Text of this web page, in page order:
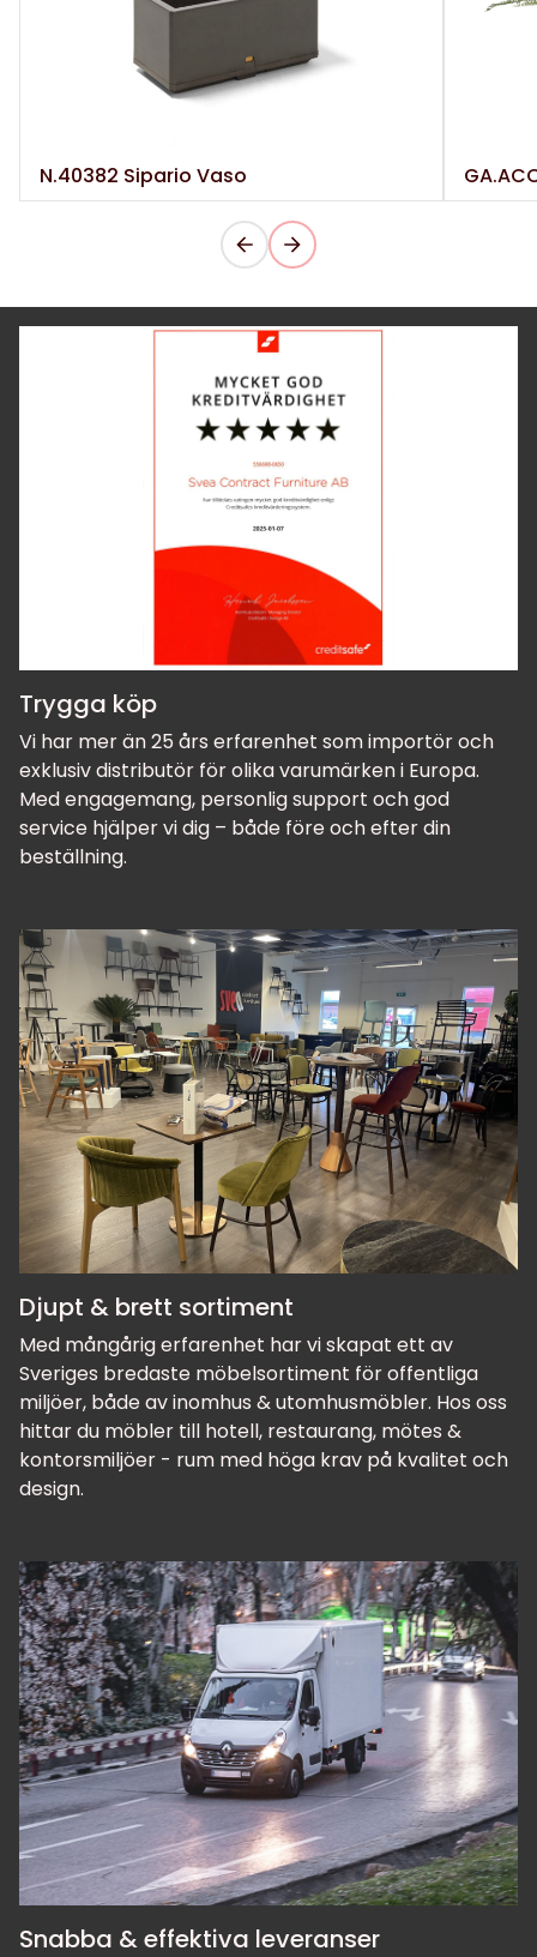
N.40382 Sipario Vaso
Trygga köp
Vi har mer än 25 års erfarenhet som importör och
exklusiv distributör för olika varumärken i Europa.
Med engagemang, personlig support och god
service hjälper vi dig – både före och efter din
beställning.
Djupt & brett sortiment
Med mångårig erfarenhet har vi skapat ett av
Sveriges bredaste möbelsortiment för offentliga
miljöer, både av inomhus & utomhusmöbler. Hos oss
hittar du möbler till hotell, restaurang, mötes &
kontorsmiljöer - rum med höga krav på kvalitet och
design.
Snabba & effektiva leveranser